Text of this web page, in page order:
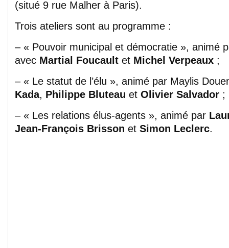
(situé 9 rue Malher à Paris).
Trois ateliers sont au programme :
– « Pouvoir municipal et démocratie », animé
avec Martial Foucault et Michel Verpeaux ;
– « Le statut de l’élu », animé par Maylis
Kada, Philippe Bluteau et Olivier Salvador ;
– « Les relations élus-agents », animé par
Jean-François Brisson et Simon Leclerc.